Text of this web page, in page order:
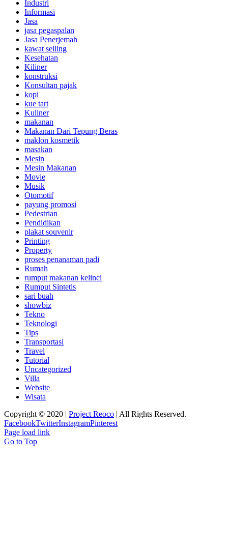
Industri
Informasi
Jasa
jasa pegaspalan
Jasa Penerjemah
kawat selling
Kesehatan
Kiliner
konstruksi
Konsultan pajak
kopi
kue tart
Kuliner
makanan
Makanan Dari Tepung Beras
maklon kosmetik
masakan
Mesin
Mesin Makanan
Movie
Musik
Otomotif
payung promosi
Pedestrian
Pendidikan
plakat souvenir
Printing
Property
proses penanaman padi
Rumah
rumput makanan kelinci
Rumput Sintetis
sari buah
showbiz
Tekno
Teknologi
Tips
Transportasi
Travel
Tutorial
Uncategorized
Villa
Website
Wisata
Copyright © 2020 | Project Reoco | All Rights Reserved.
FacebookTwitterInstagramPinterest
Page load link
Go to Top